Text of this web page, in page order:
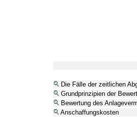
Die Fälle der zeitlichen
Grundprinzipien der
Bewertung des
Anschaffungskosten